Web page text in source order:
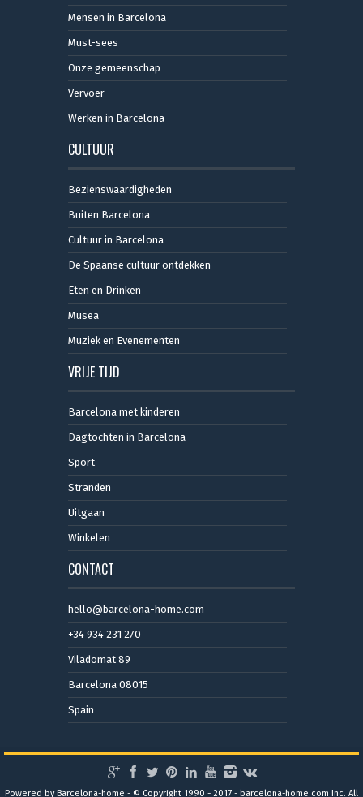
Mensen in Barcelona
Must-sees
Onze gemeenschap
Vervoer
Werken in Barcelona
CULTUUR
Bezienswaardigheden
Buiten Barcelona
Cultuur in Barcelona
De Spaanse cultuur ontdekken
Eten en Drinken
Musea
Muziek en Evenementen
VRIJE TIJD
Barcelona met kinderen
Dagtochten in Barcelona
Sport
Stranden
Uitgaan
Winkelen
CONTACT
hello@barcelona-home.com
+34 934 231 270
Viladomat 89
Barcelona 08015
Spain
Powered by Barcelona-home - © Copyright 1990 - 2017 - barcelona-home.com Inc. All